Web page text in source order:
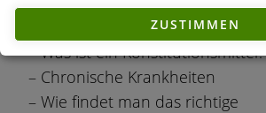
– Die Konstitutionsbehandlung
– Was ist ein Konstitutionsmittel?
– Chronische Krankheiten
– Wie findet man das richtige
ZUSTIMMEN